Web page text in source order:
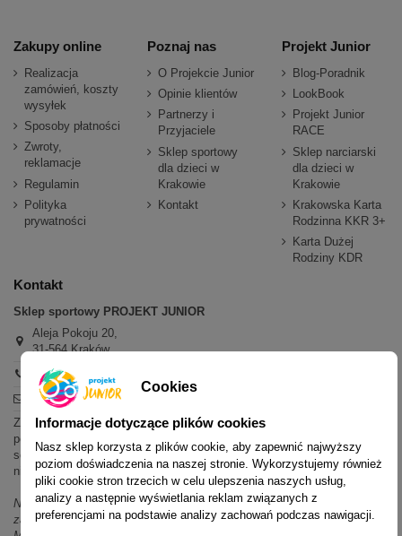
Zakupy online
Realizacja
zamówień, koszty
wysyłek
Sposoby płatności
Zwroty,
reklamacje
Regulamin
Polityka
prywatności
Poznaj nas
O Projekcie Junior
Opinie klientów
Partnerzy i
Przyjaciele
Sklep sportowy
dla dzieci w
Krakowie
Kontakt
Projekt Junior
Blog-Poradnik
LookBook
Projekt Junior
RACE
Sklep narciarski
dla dzieci w
Krakowie
Krakowska Karta
Rodzinna KKR 3+
Karta Dużej
Rodziny KDR
Kontakt
Sklep sportowy PROJEKT JUNIOR
Aleja Pokoju 20,
31-564 Kraków
+48 600 779 897
sklep@projektjunior.pl
Zapraszamy do sklepu stacjonarnego:
poniedziałek - piątek: 11.00-19.00
sobota: 10.00-14.00
niedziela (każda): nieczynne
Nie odpowiadamy na wiadomości SMS. W sprawach dotyczących
zamówień i oferty prosimy o kontakt mailowy, telefoniczny lub przez
Cookies
Informacje dotyczące plików cookies
Nasz sklep korzysta z plików cookie, aby zapewnić najwyższy
poziom doświadczenia na naszej stronie. Wykorzystujemy również
pliki cookie stron trzecich w celu ulepszenia naszych usług,
analizy a następnie wyświetlania reklam związanych z
preferencjami na podstawie analizy zachowań podczas nawigacji.